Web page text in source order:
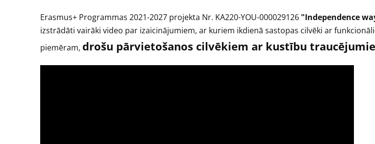
Erasmus+ Programmas 2021-2027 projekta Nr. KA220-YOU-000029126 "Independence
izstrādāti vairāki video par izaicinājumiem, ar kuriem ikdienā sastopas cilvēki ar
piemēram, drošu pārvietošanos cilvēkiem ar kustību